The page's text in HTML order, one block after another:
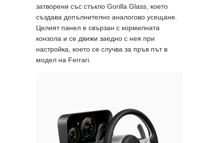
затворени със стъкло Gorilla Glass, което
създава допълнително аналогово усещане.
Целият панел е свързан с кормилната
конзола и се движи заедно с нея при
настройка, което се случва за пръв път в
модел на Ferrari.